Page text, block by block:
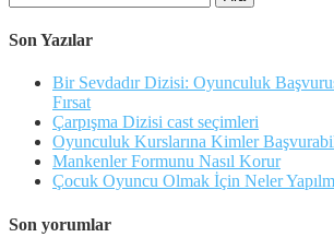
Son Yazılar
Bir Sevdadır Dizisi: Oyunculuk
Fırsat
Çarpışma Dizisi cast seçimleri
Oyunculuk Kurslarına Kimler
Mankenler Formunu Nasıl Korur
Çocuk Oyuncu Olmak İçin Neler
Son yorumlar